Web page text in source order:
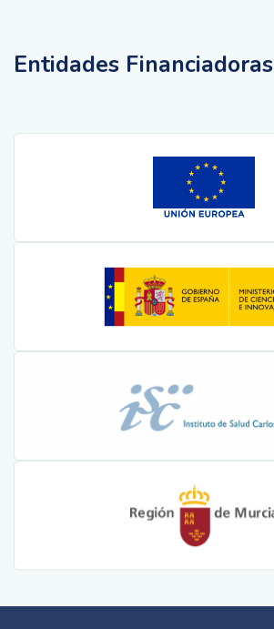
Entidades Financiadoras